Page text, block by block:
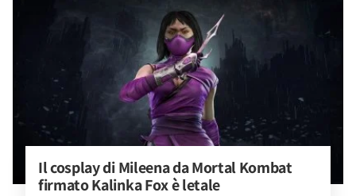
Il cosplay di Mileena da Mortal Kombat
firmato Kalinka Fox è letale